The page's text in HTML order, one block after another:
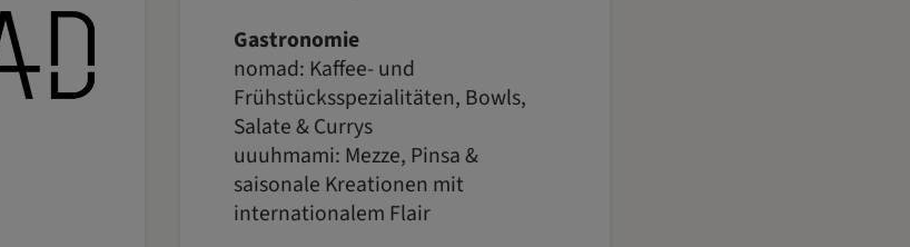
Gastronomie
nomad: Kaffee- und
Frühstücksspezialitäten, Bowls,
Salate & Currys
uuuhmami: Mezze, Pinsa &
saisonale Kreationen mit
internationalem Flair